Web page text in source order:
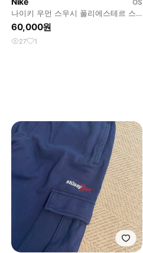
OS
나이키 우먼 스우시 폴리에스테르 스
포츠 런닝 팬츠 바닝
60,000원
27 1